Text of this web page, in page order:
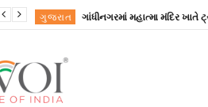
ગુજરાત
ગુજરાત
ગુજરાત